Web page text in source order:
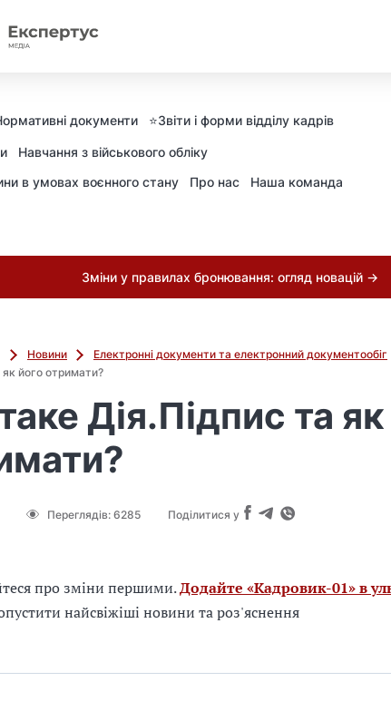
документи ⭐️Звіти і форми відділу кадрів
Навчання з військового обліку
в умовах воєнного стану Про нас Наша команда
Зміни у правилах бронювання: огляд новацій →
Новини Електронні документи та електронний документообіг
як його отримати?
Дія.Підпис та як
Переглядів: 6285 Поділитися у
про зміни першими.Додайте «Кадровик-01» в
найсвіжіші новини та роз'яснення